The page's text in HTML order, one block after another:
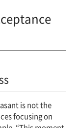
is not the
focusing on